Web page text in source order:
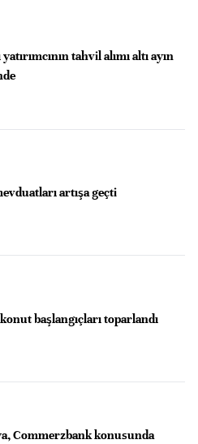
yatırımcının tahvil alımı altı ayın
artışa geçti
başlangıçları toparlandı
Commerzbank konusunda